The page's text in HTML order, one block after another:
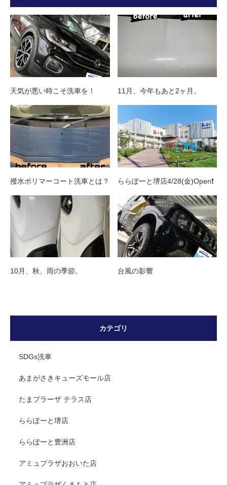
天気が悪い時こそ洗車を！ 11月、今年もあと2ヶ月。
撥水ポリマーコート洗車とは？ ららぽーと堺店4/28(金)Open❗️
10月、秋、雨の季節。 台風の影響
カテゴリ
SDGs洗車
あまがさきキューズモール店
たまプラーザ テラス店
ららぽーと堺店
ららぽーと豊洲店
アミュプラザおおいた店